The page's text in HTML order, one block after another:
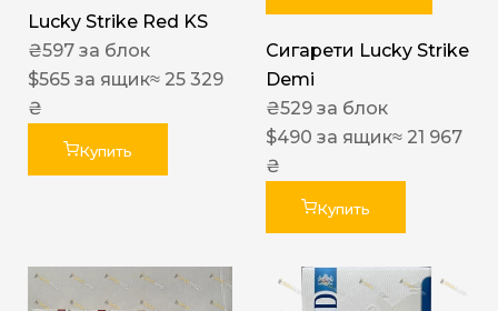
Lucky Strike Red KS
₴597 за блок
$565 за ящик≈ 25 329
₴
Купить
Сигарети Lucky Strike
Demi
₴529 за блок
$490 за ящик≈ 21 967
₴
Купить